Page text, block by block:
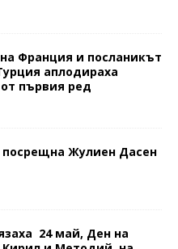
Франция и посланикът
аплодираха
първия ред
посрещна Жулиен Дасен
24 май, Ден на